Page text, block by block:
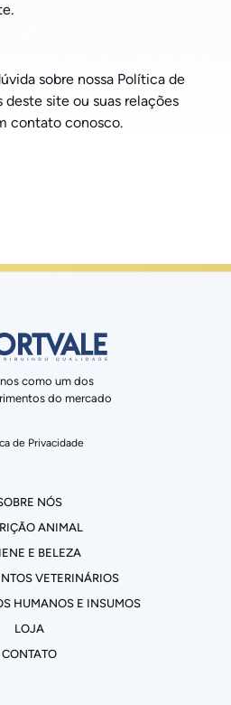
sobre nossa Política de
deste site ou suas relações
contato conosco.
como um dos
do mercado
de Privacidade
NÓS
ANIMAL
E BELEZA
VETERINÁRIOS
HUMANOS E INSUMOS
LOJA
CONTATO